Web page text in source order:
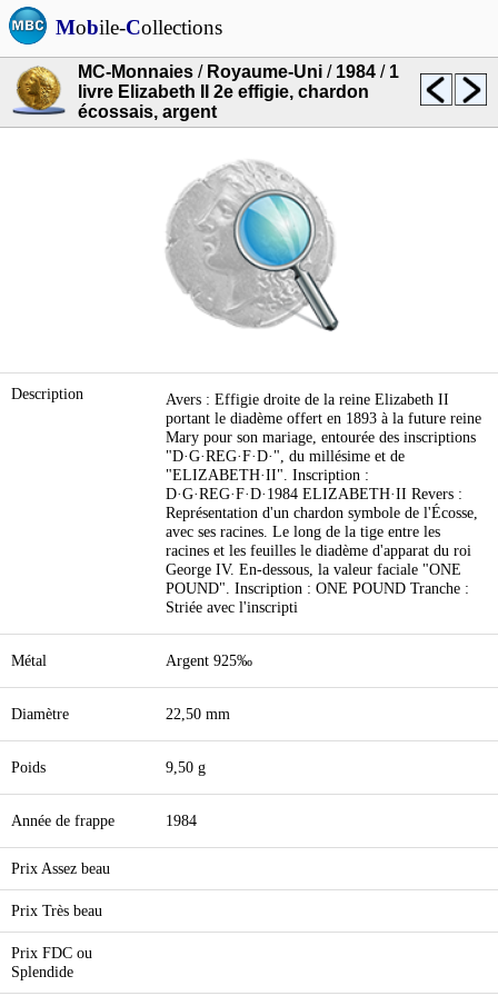
Mobile-Collections
MC-Monnaies / Royaume-Uni / 1984 / 1
livre Elizabeth II 2e effigie, chardon
écossais, argent
Description
Avers : Effigie droite de la reine Elizabeth II
portant le diadème offert en 1893 à la future reine
Mary pour son mariage, entourée des inscriptions
"D·G·REG·F·D·", du millésime et de
"ELIZABETH·II". Inscription :
D·G·REG·F·D·1984 ELIZABETH·II Revers :
Représentation d'un chardon symbole de l'Écosse,
avec ses racines. Le long de la tige entre les
racines et les feuilles le diadème d'apparat du roi
George IV. En-dessous, la valeur faciale "ONE
POUND". Inscription : ONE POUND Tranche :
Striée avec l'inscripti
Métal Argent 925‰
Diamètre 22,50 mm
Poids 9,50 g
Année de frappe 1984
Prix Assez beau
Prix Très beau
Prix FDC ou
Splendide